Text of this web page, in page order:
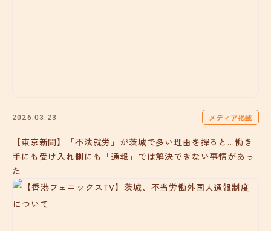
2026.03.23 メディア掲載
【東京新聞】「不法就労」が茨城で多い理由を探ると…働き
手にも受け入れ側にも「通報」では解決できない事情があっ
た